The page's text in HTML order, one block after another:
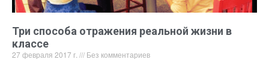
Три способа отражения реальной жизни в
классе
27 февраля 2017 г. Без комментариев